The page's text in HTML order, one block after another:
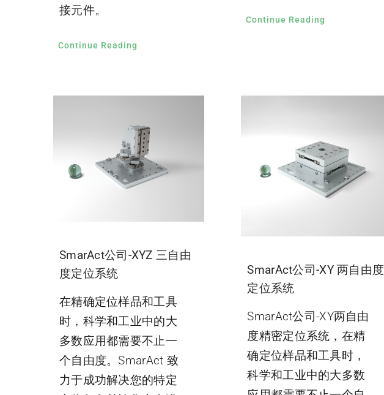
接元件。
Continue Reading
Continue Reading
SmarAct公司-XYZ 三自由
度定位系统
在精确定位样品和工具
时，科学和工业中的大
多数应用都需要不止一
个自由度。SmarAct 致
力于成功解决您的特定
SmarAct公司-XY 两自由度
定位系统
SmarAct公司-XY两自由
度精密定位系统，在精
确定位样品和工具时，
科学和工业中的大多数